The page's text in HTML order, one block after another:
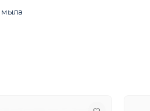
мыла